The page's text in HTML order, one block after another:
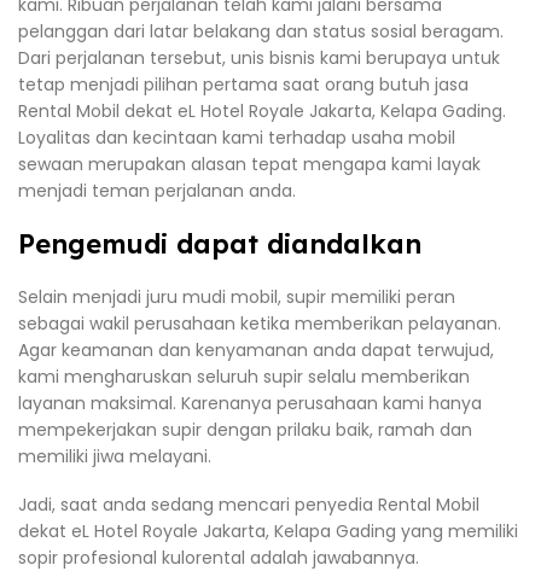
kami. Ribuan perjalanan telah kami jalani bersama
pelanggan dari latar belakang dan status sosial beragam.
Dari perjalanan tersebut, unis bisnis kami berupaya untuk
tetap menjadi pilihan pertama saat orang butuh jasa
Rental Mobil dekat eL Hotel Royale Jakarta, Kelapa Gading.
Loyalitas dan kecintaan kami terhadap usaha mobil
sewaan merupakan alasan tepat mengapa kami layak
menjadi teman perjalanan anda.
Pengemudi dapat diandalkan
Selain menjadi juru mudi mobil, supir memiliki peran
sebagai wakil perusahaan ketika memberikan pelayanan.
Agar keamanan dan kenyamanan anda dapat terwujud,
kami mengharuskan seluruh supir selalu memberikan
layanan maksimal. Karenanya perusahaan kami hanya
mempekerjakan supir dengan prilaku baik, ramah dan
memiliki jiwa melayani.
Jadi, saat anda sedang mencari penyedia Rental Mobil
dekat eL Hotel Royale Jakarta, Kelapa Gading yang memiliki
sopir profesional kulorental adalah jawabannya.